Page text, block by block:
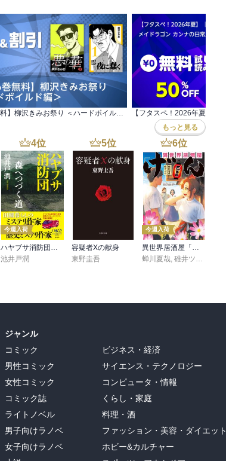
もっと見る
4位
今週入荷
ハヤブサ消防団 森へつづく道
池井戸潤
5位
容疑者Xの献身
東野圭吾
6位
今週入荷
異世界居酒屋「げん」三杯目
蝉川夏哉,碓井ツカサ
ジャンル
コミック
男性コミック
女性コミック
コミック誌
ライトノベル
男子向けラノベ
女子向けラノベ
ビジネス・経済
サイエンス・テクノロジー
コンピュータ・情報
くらし・家庭
料理・酒
ファッション・美容・ダイエット
ホビー&カルチャー